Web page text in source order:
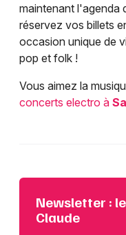
maintenant l'agenda
réservez vos billets
occasion unique de
pop et folk !
Vous aimez la
concerts electro à
Newsletter :
Claude